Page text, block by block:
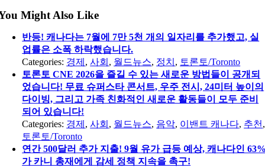
Might Also Like
반등! 캐나다는 7월에 7만 5천 개의 일자리를 추가했고, 실
업률은 소폭 하락했습니다.
Categories: 경제 ,사회 , 월드뉴스, 정치 , 토론토/Toronto
토론토 CNE 2026을 즐길 수 있는 새로운 방법들이 공개되
었습니다! 무료 슈퍼스타 콘서트, 우주 전시, 24미터 높이의
다이빙, 그리고 가족 친화적인 새로운 활동들이 모두 준비
되어 있습니다!
Categories: 경제 ,사회 , 월드뉴스, 음악, 이밴트 캐나다, 추천 ,
토론토/Toronto
연간 500달러 추가 지출! 9월 유가 급등 예상, 캐나다인
가 카니 총재에게 감세 정책 지속을 촉구!